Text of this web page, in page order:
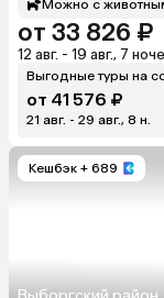
Можно с
от 33 826 ₽
12 авг. - 19 авг., 7
Выгодные туры на
от 41 576 ₽
21 авг. - 29 авг., 8 н.
Кешбэк + 689